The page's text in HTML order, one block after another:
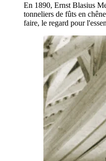
En 1890, Ernst Blasius
tonneliers de fûts en
faire, le regard pour